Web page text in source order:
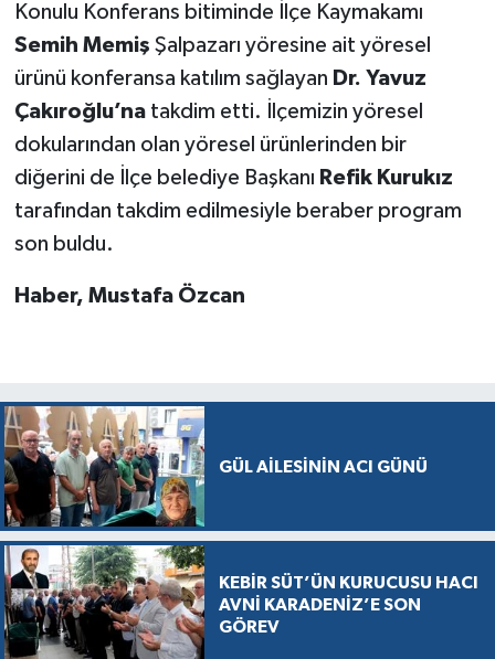
Konulu Konferans bitiminde İlçe Kaymakamı
Semih Memiş Şalpazarı yöresine ait yöresel
ürünü konferansa katılım sağlayan Dr. Yavuz
Çakıroğlu’natakdim etti. İlçemizin yöresel
dokularından olan yöresel ürünlerinden bir
diğerini de İlçe belediye Başkanı Refik Kurukız
tarafından takdim edilmesiyle beraber program
son buldu.
Haber, Mustafa Özcan
GÜL AİLESİNİN ACI GÜNÜ
KEBİR SÜT’ÜN KURUCUSU HACI
AVNİ KARADENİZ’E SON
GÖREV